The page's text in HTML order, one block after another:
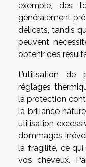
exemple, des
généralement
délicats, tandis
peuvent
obtenir des
L’utilisation
réglages
la protection
la brillance
utilisation
dommages
la fragilité, ce
vos cheveux.